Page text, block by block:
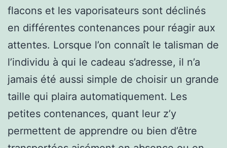
flacons et les vaporisateurs sont déclinés
en différentes contenances pour réagir aux
attentes. Lorsque l’on connaît le talisman de
l’individu à qui le cadeau s’adresse, il n’a
jamais été aussi simple de choisir un grande
taille qui plaira automatiquement. Les
petites contenances, quant leur z’y
permettent de apprendre ou bien d’être